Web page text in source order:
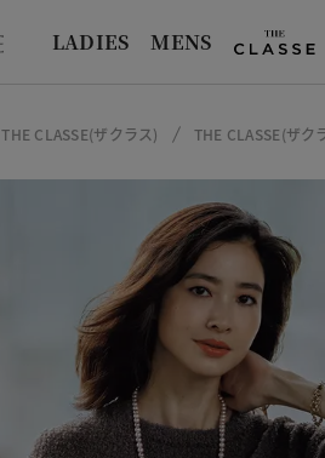
LADIES MENS
THE CLASSE(ザクラス) THE CLASSE(ザク